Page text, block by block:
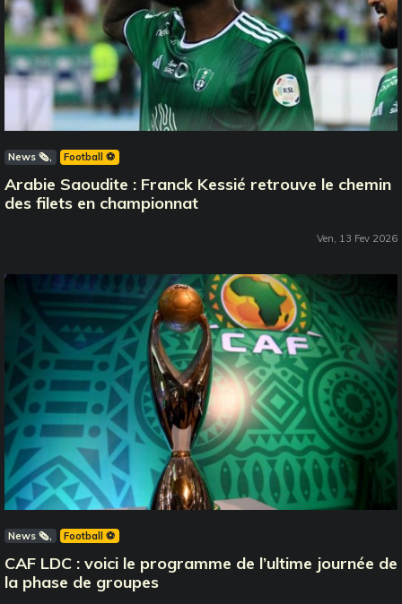
News 🗞️ Football ⚽️
Arabie Saoudite : Franck Kessié retrouve le chemin
des filets en championnat
Ven, 13 Fev 2026
News 🗞️ Football ⚽️
CAF LDC : voici le programme de l’ultime journée de
la phase de groupes